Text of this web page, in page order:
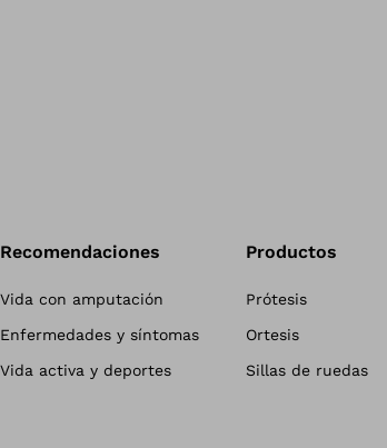
Recomendaciones
Vida con amputación
Enfermedades y síntomas
Vida activa y deportes
Productos
Prótesis
Ortesis
Sillas de ruedas